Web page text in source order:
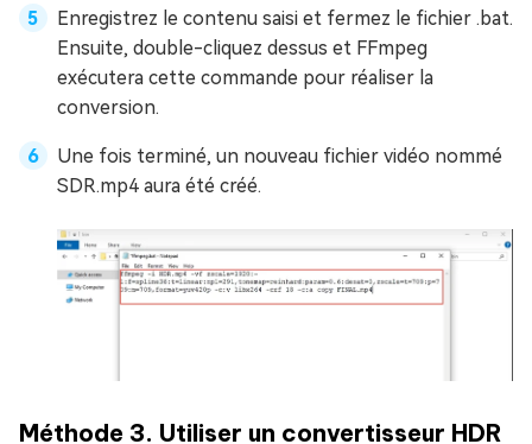
Enregistrez le contenu saisi et fermez le fichier .bat.
Ensuite, double-cliquez dessus et FFmpeg
exécutera cette commande pour réaliser la
conversion.
Une fois terminé, un nouveau fichier vidéo nommé
SDR.mp4 aura été créé.
Méthode 3. Utiliser un convertisseur HDR